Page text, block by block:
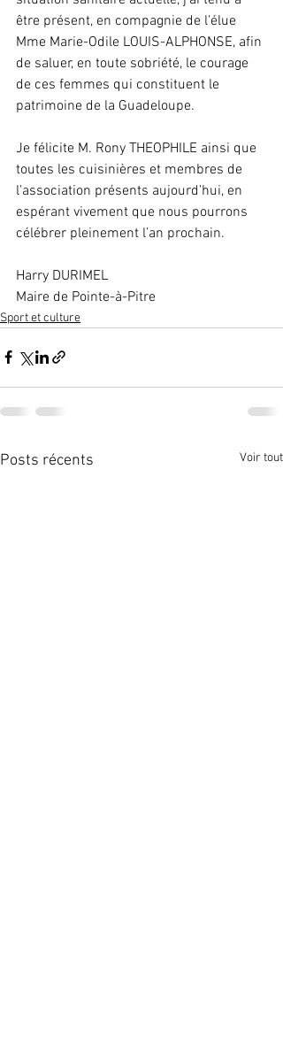
être présent, en compagnie de l’élue
Mme Marie-Odile LOUIS-ALPHONSE, afin
de saluer, en toute sobriété, le courage
de ces femmes qui constituent le
patrimoine de la Guadeloupe.
Je félicite M. Rony THEOPHILE ainsi que
toutes les cuisinières et membres de
l’association présents aujourd’hui, en
espérant vivement que nous pourrons
célébrer pleinement l’an prochain.
Harry DURIMEL
Maire de Pointe-à-Pitre
Sport et culture
Posts récents Voir tout